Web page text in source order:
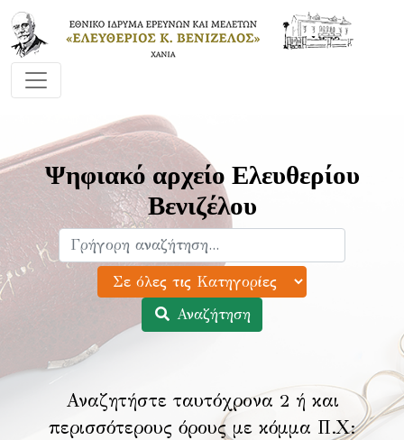
Ψηφιακό αρχείο Ελευθερίου
Βενιζέλου
Αναζήτηση
Αναζητήστε ταυτόχρονα 2 ή και
περισσότερους όρους με κόμμα Π.Χ: